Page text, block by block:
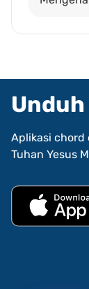
Aplikasi chord
Tuhan Yesus